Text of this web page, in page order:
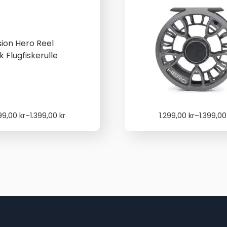
kr–1.399,00kr
Price
1.299,00 kr–1.399,00
Price